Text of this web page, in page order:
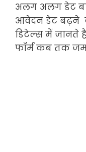
अलग अलग डेट
आवेदन डेट बढ़ने
डिटेल्स में जानते
फॉर्म कब तक